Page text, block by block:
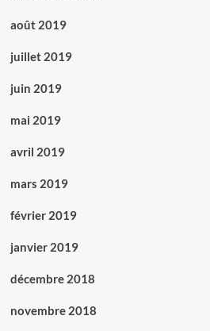
août 2019
juillet 2019
juin 2019
mai 2019
avril 2019
mars 2019
février 2019
janvier 2019
décembre 2018
novembre 2018